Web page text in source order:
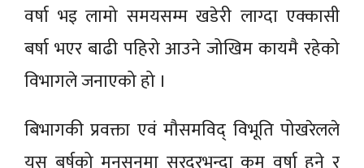
वर्षा भइ लामो समयसम्म खडेरी लाग्दा एक्कासी
बर्षा भएर बाढी पहिरो आउने जोखिम कायमै रहेको
विभागले जनाएको हो ।
बिभागकी प्रवक्ता एवं मौसमविद् विभूति पोखरेलले